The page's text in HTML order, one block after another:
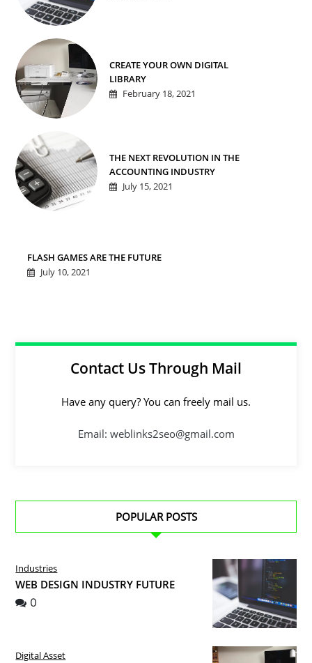
CREATE YOUR OWN DIGITAL
LIBRARY
February 18, 2021
THE NEXT REVOLUTION IN THE
ACCOUNTING INDUSTRY
July 15, 2021
FLASH GAMES ARE THE FUTURE
July 10, 2021
Contact Us Through Mail
Have any query? You can freely mail us.
Email: weblinks2seo@gmail.com
POPULAR POSTS
Industries
WEB DESIGN INDUSTRY FUTURE
0
Digital Asset